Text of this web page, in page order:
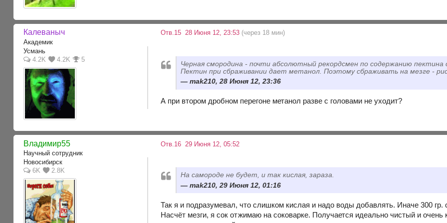
Калеваныч
Академик
Усмань
4.2K
4.2K 5
Отв.15 28 Июня 12, 23:53 (через 18 мин)
Черная смородина - почти абсолютный рекордсмен по содержанию пектина
Пектин при сбраживании дает метанол. Поэтому сбраживать на мезге -
mak210, 28 Июня 12, 23:36
А при втором дробном перегоне метанол разве с головами не уходит?
Владимир55
Научный сотрудник
Новосибирск
6K
2.8K
Отв.16 29 Июня 12, 05:52
На самороде не будет, и так кислая, зараза.
mak210, 29 Июня 12, 01:16
Так я и подразумевал, что слишком кислая и надо воды добавлять. Иначе 300 гр.
Насчёт мезги, я сок отжимаю на соковарке. Получается идеально чистый и